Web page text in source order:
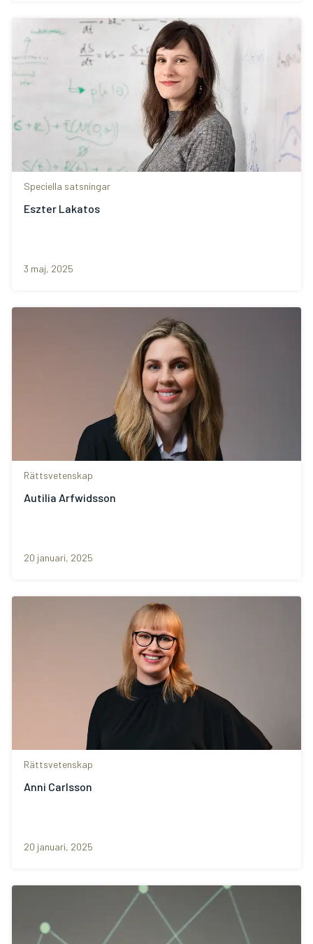
Speciella satsningar
Eszter Lakatos
3 maj, 2025
Rättsvetenskap
Autilia Arfwidsson
20 januari, 2025
Rättsvetenskap
Anni Carlsson
20 januari, 2025